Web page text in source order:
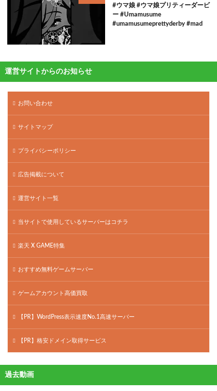
#ウマ娘 #ウマ娘プリティーダービ
ー #Umamusume
#umamusumeprettyderby #mad
運営サイトからのお知らせ
お問い合わせ
サイトマップ
プライバシーポリシー
広告掲載について
運営サイト一覧
当サイトで使用しているサーバーはコチラ
楽天 X GAME特集
おすすめ無料ゲームサーバー
ゲームアカウント高価買取
【PR】WordPress表示速度No.1高速サーバー
【PR】格安ドメイン取得サービス
過去動画